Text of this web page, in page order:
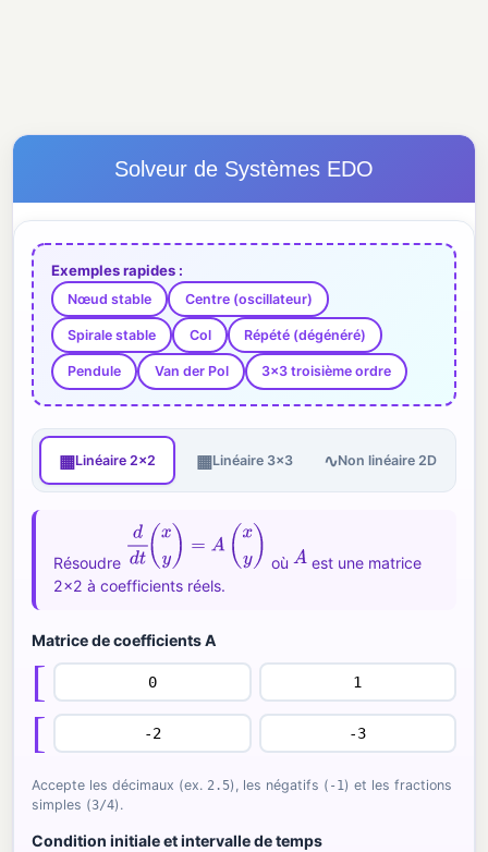
Solveur de Systèmes EDO
Exemples rapides :
Nœud stable Centre (oscillateur)
Spirale stable Col Répété (dégénéré)
Pendule Van der Pol 3×3 troisième ordre
▦Linéaire 2×2 ▦Linéaire 3×3 ∿Non linéaire 2D
Résoudre
dd (xy )= y)
oùA est une matrice
2×2 à coefficients réels.
Matrice de coefficients A
[
[
Accepte les décimaux (ex. 2.5), les négatifs ( -1 ) et les fractions
simples (3/4).
Condition initiale et intervalle de temps